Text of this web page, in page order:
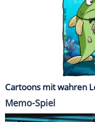
Cartoons mit wahren
Memo-Spiel